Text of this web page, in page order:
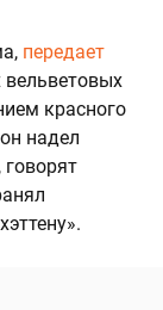
передает
вельветовых
красного
надел